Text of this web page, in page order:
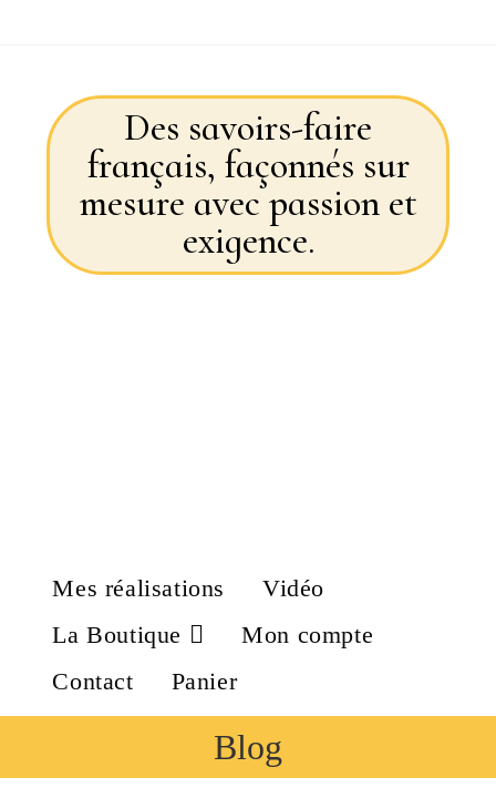
Des savoirs-faire
français, façonnés sur
mesure avec passion et
exigence.
Mes réalisations
Vidéo
La Boutique
Mon compte
Contact
Panier
Blog